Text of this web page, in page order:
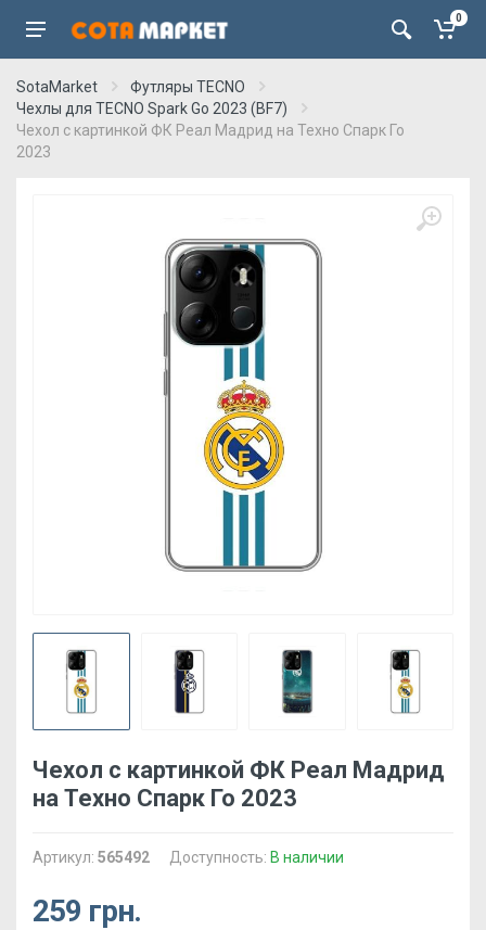
0
SotaMarket
Футляры TECNO
Чехлы для TECNO Spark Go 2023 (BF7)
Чехол с картинкой ФК Реал Мадрид на Техно Спарк Го
2023
Чехол с картинкой ФК Реал Мадрид
на Техно Спарк Го 2023
Артикул: 565492 Доступность: В наличии
259 грн.